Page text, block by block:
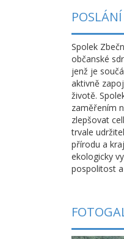
Spolek
občanské
jenž je
aktivně
životě.
zaměřením
zlepšovat
trvale
přírodu a
ekologicky
pospolitost